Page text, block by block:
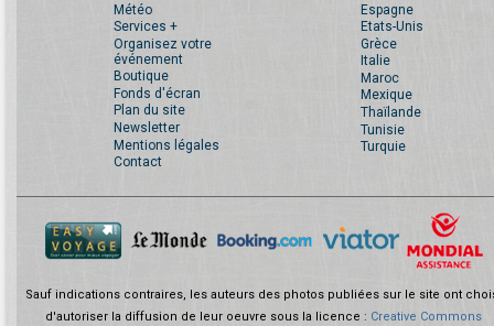
Météo
Services +
Organisez votre
événement
Boutique
Fonds d'écran
Plan du site
Newsletter
Mentions légales
Contact
Espagne
Etats-Unis
Grèce
Italie
Maroc
Mexique
Thaïlande
Tunisie
Turquie
Sauf indications contraires, les auteurs des photos publiées sur le site ont
d'autoriser la diffusion de leur oeuvre sous la licence : Creative Commons